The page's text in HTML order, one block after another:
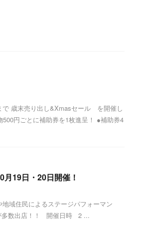
で 歳末売り出し&Xmasセール を開催し
円ごとに補助券を1枚進呈！ ●補助券4
19日・20日開催！
域住民によるステージパフォーマン
多数出店！！ 開催日時 2 ...